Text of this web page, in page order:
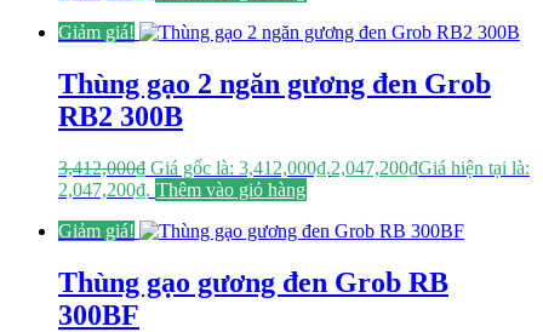
Giảm giá!
Thùng gạo 2 ngăn gương đen Grob
RB2 300B
3,412,000₫ Giá gốc là: 3,412,000₫.2,047,200₫Giá hiện tại là:
2,047,200₫. Thêm vào giỏ hàng
Giảm giá!
Thùng gạo gương đen Grob RB
300BF